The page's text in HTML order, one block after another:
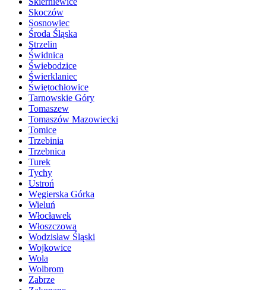
Skoczów
Sosnowiec
Środa Śląska
Strzelin
Świdnica
Świebodzice
Świerklaniec
Świętochłowice
Tarnowskie Góry
Tomaszew
Tomaszów Mazowiecki
Tomice
Trzebinia
Trzebnica
Turek
Tychy
Ustroń
Węgierska Górka
Wieluń
Włocławek
Włoszczowa
Wodzisław Śląski
Wojkowice
Wola
Wolbrom
Zabrze